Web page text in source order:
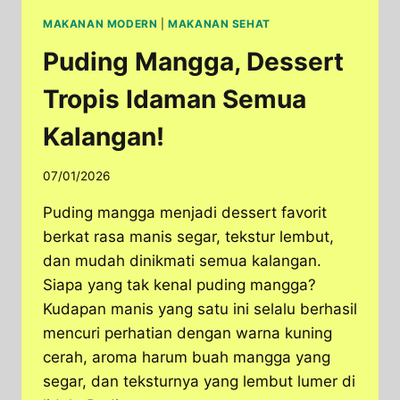
MAKANAN MODERN |MAKANAN SEHAT
Puding Mangga, Dessert
Tropis Idaman Semua
Kalangan!
07/01/2026
Puding mangga menjadi dessert favorit
berkat rasa manis segar, tekstur lembut,
dan mudah dinikmati semua kalangan. ​
Siapa yang tak kenal puding mangga?
Kudapan manis yang satu ini selalu berhasil
mencuri perhatian dengan warna kuning
cerah, aroma harum buah mangga yang
segar, dan teksturnya yang lembut lumer di